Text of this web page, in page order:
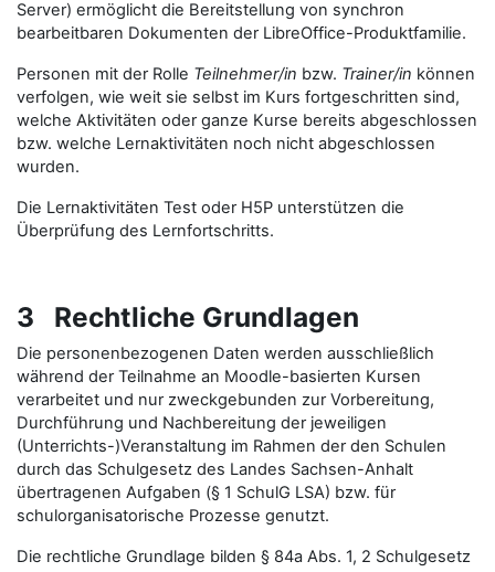
Server) ermöglicht die Bereitstellung von synchron
bearbeitbaren Dokumenten der LibreOffice-Produktfamilie.
Personen mit der Rolle Teilnehmer/in bzw. Trainer/in können
verfolgen, wie weit sie selbst im Kurs fortgeschritten sind,
welche Aktivitäten oder ganze Kurse bereits abgeschlossen
bzw. welche Lernaktivitäten noch nicht abgeschlossen
wurden.
Die Lernaktivitäten Test oder H5P unterstützen die
Überprüfung des Lernfortschritts.
3 Rechtliche Grundlagen
Die personenbezogenen Daten werden ausschließlich
während der Teilnahme an Moodle-basierten Kursen
verarbeitet und nur zweckgebunden zur Vorbereitung,
Durchführung und Nachbereitung der jeweiligen
(Unterrichts-)Veranstaltung im Rahmen der den Schulen
durch das Schulgesetz des Landes Sachsen-Anhalt
übertragenen Aufgaben (§ 1 SchulG LSA) bzw. für
schulorganisatorische Prozesse genutzt.
Die rechtliche Grundlage bilden § 84a Abs. 1, 2 Schulgesetz